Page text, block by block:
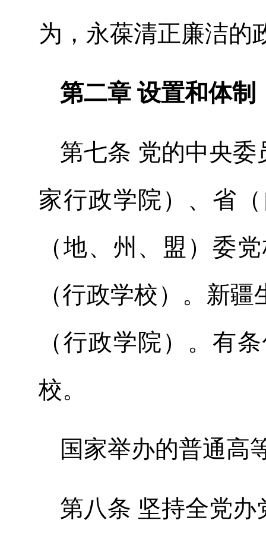
为，永葆清正廉洁的
第二章 设置和体制
第七条 党的中央
家行政学院）、省
（地、州、盟）委
（行政学校）。新
（行政学院）。有
校。
国家举办的普通高
第八条 坚持全党